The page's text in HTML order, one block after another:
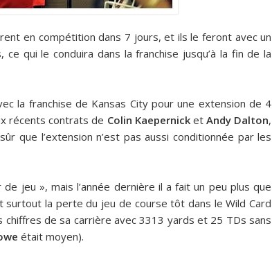
en compétition dans 7 jours, et ils le feront avec un
qui le conduira dans la franchise jusqu’à la fin de la
la franchise de Kansas City pour une extension de 4
récents contrats de Colin KaepernicketAndy Dalton,
que l’extension n’est pas aussi conditionnée par les
jeu », mais l’année dernière il a fait un peu plus que
surtout la perte du jeu de course tôt dans le Wild Card
chiffres de sa carrière avec 3313 yards et 25 TDs sans
était moyen).